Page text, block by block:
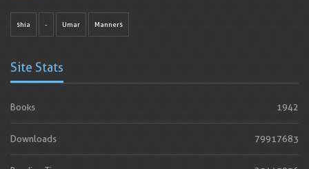
shia - Umar Manners
Site Stats
Books 1942
Downloads 79917683